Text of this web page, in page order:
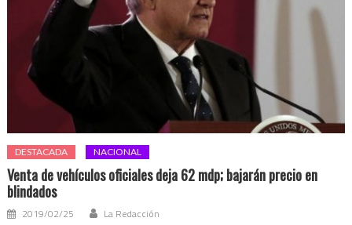
DESTACADA NACIONAL
Venta de vehículos oficiales deja 62 mdp; bajarán precio en
blindados
2019/02/25 La Redacción